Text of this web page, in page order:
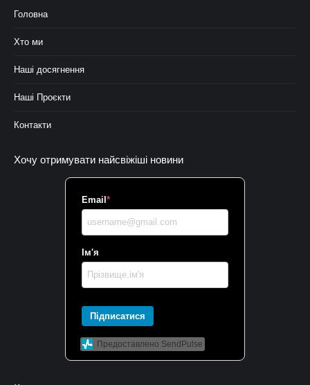
Головна
Хто ми
Наші досягнення
Наші Проєкти
Контакти
Хочу отримувати найсвіжіші новини
Email *
Ім'я
Підписатися
Предоставлено SendPulse